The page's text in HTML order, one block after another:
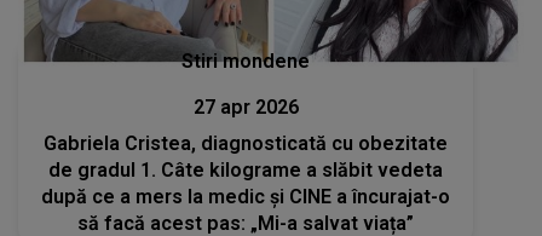
Stiri mondene
27 apr 2026
Gabriela Cristea, diagnosticată cu obezitate
de gradul 1. Câte kilograme a slăbit vedeta
după ce a mers la medic și CINE a încurajat-o
să facă acest pas: „Mi-a salvat viața”